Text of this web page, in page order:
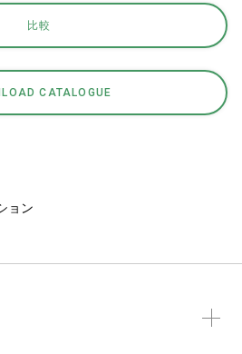
比較
CATALOGUE
ョン